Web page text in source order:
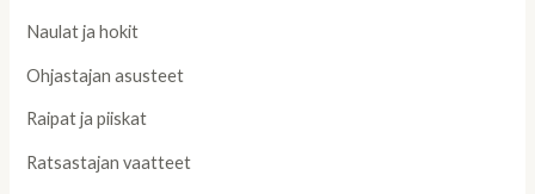
Naulat ja hokit
Ohjastajan asusteet
Raipat ja piiskat
Ratsastajan vaatteet